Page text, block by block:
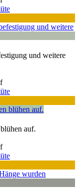
und weitere
auf.